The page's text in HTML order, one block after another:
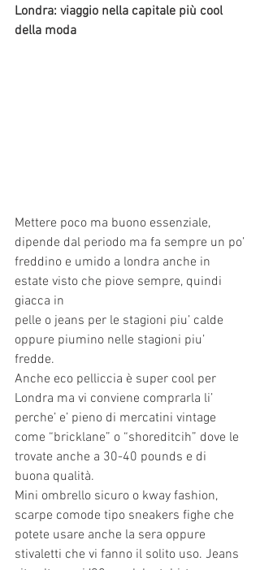
Londra: viaggio nella capitale più cool
della moda
Mettere poco ma buono essenziale,
dipende dal periodo ma fa sempre un po’
freddino e umido a londra anche in
estate visto che piove sempre, quindi
giacca in
pelle o jeans per le stagioni piu’ calde
oppure piumino nelle stagioni piu’
fredde.
Anche eco pelliccia è super cool per
Londra ma vi conviene comprarla li’
perche’ e’ pieno di mercatini vintage
come “bricklane” o “shoreditcih” dove le
trovate anche a 30-40 pounds e di
buona qualità.
Mini ombrello sicuro o kway fashion,
scarpe comode tipo sneakers fighe che
potete usare anche la sera oppure
stivaletti che vi fanno il solito uso. Jeans